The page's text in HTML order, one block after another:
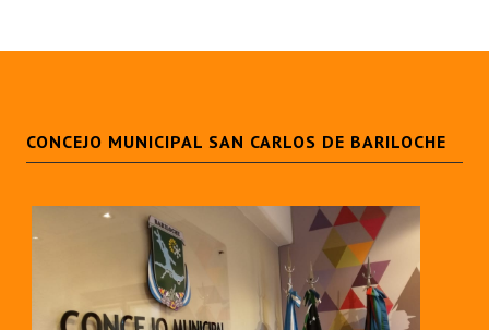
CONCEJO MUNICIPAL SAN CARLOS DE BARILOCHE